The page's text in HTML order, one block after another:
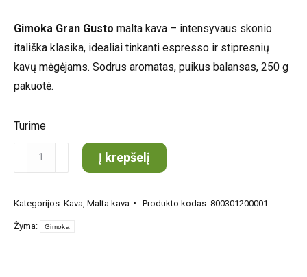
Gimoka Gran Gusto malta kava – intensyvaus skonio
itališka klasika, idealiai tinkanti espresso ir stipresnių
kavų mėgėjams. Sodrus aromatas, puikus balansas, 250 g
pakuotė.
Turime
produkto
kiekis:
Gran
Gusto
Į krepšelį
Kategorijos: Kava Malta kava Produkto kodas: 800301200001
Žyma: Gimoka